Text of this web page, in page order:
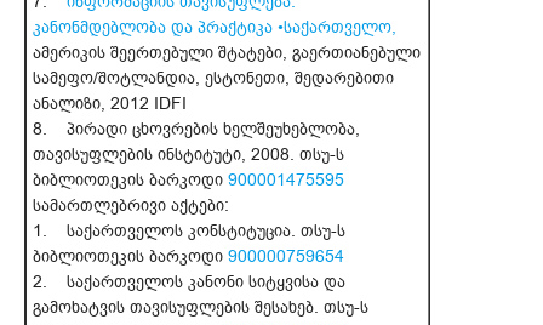
კანონმდებლობა და პრაქტიკა •საქართველო,
ამერიკის შეერთებული შტატები, გაერთიანებული
სამეფო/შოტლანდია, ესტონეთი, შედარებითი
ანალიზი, 2012 IDFI
8. პირადი ცხოვრების ხელშეუხებლობა,
თავისუფლების ინსტიტუტი, 2008. თსუ-ს
ბიბლიოთეკის ბარკოდი 900001475595
სამართლებრივი აქტები:
1. საქართველოს კონსტიტუცია. თსუ-ს
ბიბლიოთეკის ბარკოდი 900000759654
2. საქართველოს კანონი სიტყვისა და
გამოხატვის თავისუფლების შესახებ. თსუ-ს